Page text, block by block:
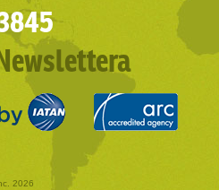
2026